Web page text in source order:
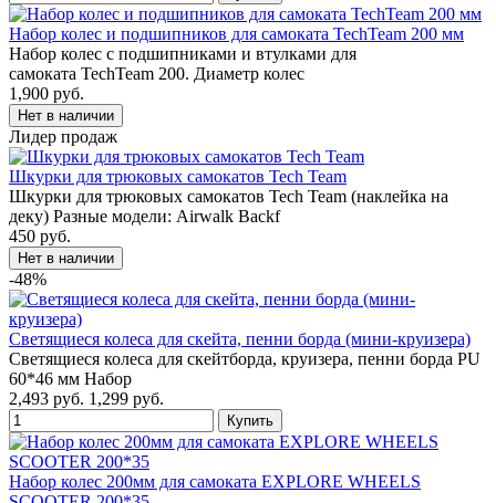
Набор колес и подшипников для самоката TechTeam 200 мм
Набор колес с подшипниками и втулками для
самоката TechTeam 200. Диаметр колес
1,900 руб.
Лидер продаж
Шкурки для трюковых самокатов Tech Team
Шкурки для трюковых самокатов Tech Team (наклейка на
деку) Разные модели: Airwalk Backf
450 руб.
-48%
Светящиеся колеса для скейта, пенни борда (мини-круизера)
Светящиеся колеса для скейтборда, круизера, пенни борда PU
60*46 мм Набор
2,493 руб. 1,299 руб.
Набор колес 200мм для самоката EXPLORE WHEELS